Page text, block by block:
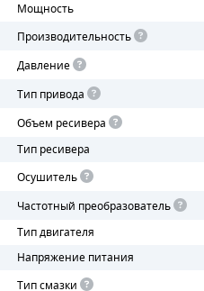
Мощность
Производительность
Давление
Тип привода
Объем ресивера
Тип ресивера
Осушитель
Частотный преобразователь
Тип двигателя
Напряжение питания
Тип смазки